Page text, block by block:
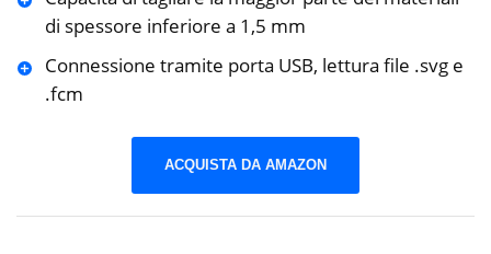
di spessore inferiore a 1,5 mm
Connessione tramite porta USB, lettura file .svg e
.fcm
ACQUISTA DA AMAZON